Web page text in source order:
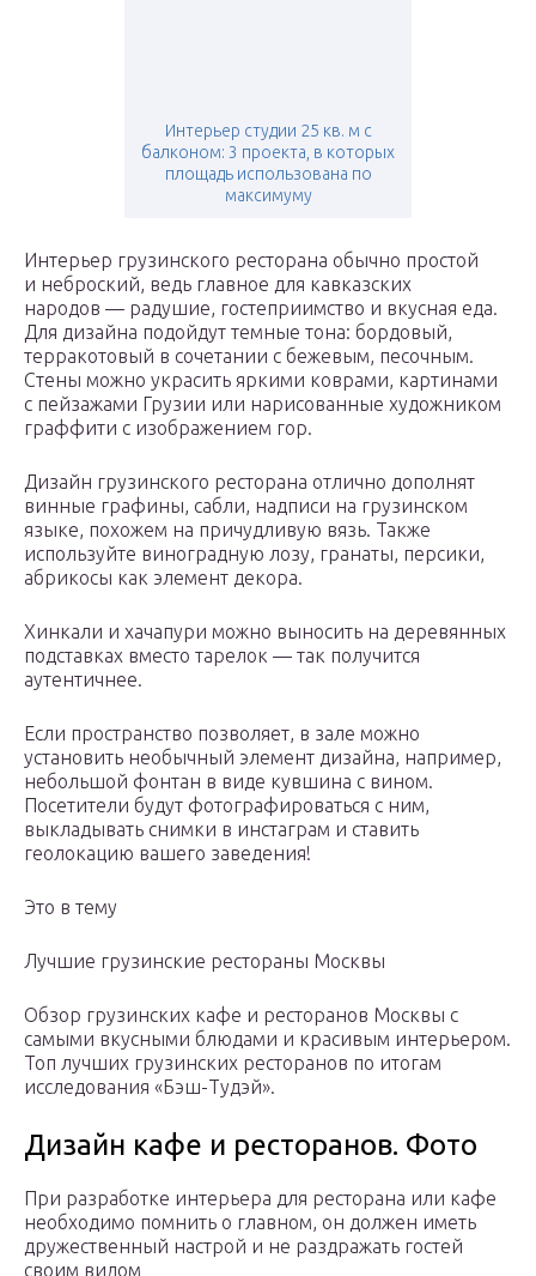
Интерьер студии 25 кв. м с
балконом: 3 проекта, в которых
площадь использована по
максимуму
Интерьер грузинского ресторана обычно простой
и неброский, ведь главное для кавказских
народов — радушие, гостеприимство и вкусная еда.
Для дизайна подойдут темные тона: бордовый,
терракотовый в сочетании с бежевым, песочным.
Стены можно украсить яркими коврами, картинами
с пейзажами Грузии или нарисованные художником
граффити с изображением гор.
Дизайн грузинского ресторана отлично дополнят
винные графины, сабли, надписи на грузинском
языке, похожем на причудливую вязь. Также
используйте виноградную лозу, гранаты, персики,
абрикосы как элемент декора.
Хинкали и хачапури можно выносить на деревянных
подставках вместо тарелок — так получится
аутентичнее.
Если пространство позволяет, в зале можно
установить необычный элемент дизайна, например,
небольшой фонтан в виде кувшина с вином.
Посетители будут фотографироваться с ним,
выкладывать снимки в инстаграм и ставить
геолокацию вашего заведения!
Это в тему
Лучшие грузинские рестораны Москвы
Обзор грузинских кафе и ресторанов Москвы с
самыми вкусными блюдами и красивым интерьером.
Топ лучших грузинских ресторанов по итогам
исследования «Бэш-Тудэй».
Дизайн кафе и ресторанов. Фото
При разработке интерьера для ресторана или кафе
необходимо помнить о главном, он должен иметь
дружественный настрой и не раздражать гостей
своим видом